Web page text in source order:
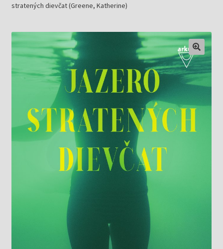
E-knihy
Predplatné
Pripravujeme
Knižný klub
Kontakt
stratených dievčat (Greene, Katherine)